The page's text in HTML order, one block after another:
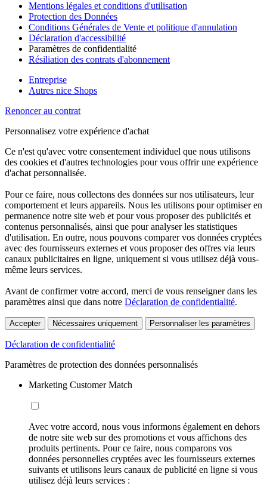
Mentions légales et conditions d'utilisation
Protection des Données
Conditions Générales de Vente et politique d'annulation
Déclaration d'accessibilité
Paramètres de confidentialité
Résiliation des contrats d'abonnement
Entreprise
Autres nice Shops
Renoncer au contrat
Personnalisez votre expérience d'achat
Ce n'est qu'avec votre consentement individuel que nous utilisons
des cookies et d'autres technologies pour vous offrir une expérience
d'achat personnalisée.
Pour ce faire, nous collectons des données sur nos utilisateurs, leur
comportement et leurs appareils. Nous les utilisons pour optimiser en
permanence notre site web et pour vous proposer des publicités et
contenus personnalisés, ainsi que pour analyser les statistiques
d'utilisation. En outre, nous pouvons comparer vos données cryptées
avec des fournisseurs externes et vous proposer des offres via leurs
canaux publicitaires en ligne, uniquement si vous utilisez déjà vous-
même leurs services.
Avant de confirmer votre accord, merci de vous renseigner dans les
paramètres ainsi que dans notre Déclaration de confidentialité.
Accepter Nécessaires uniquement Personnaliser les paramètres
Déclaration de confidentialité
Paramètres de protection des données personnalisés
Marketing Customer Match
Avec votre accord, nous vous informons également en dehors
de notre site web sur des promotions et vous affichons des
produits pertinents. Pour ce faire, nous comparons vos
données personnelles cryptées avec les fournisseurs externes
suivants et utilisons leurs canaux de publicité en ligne si vous
utilisez déjà leurs services :